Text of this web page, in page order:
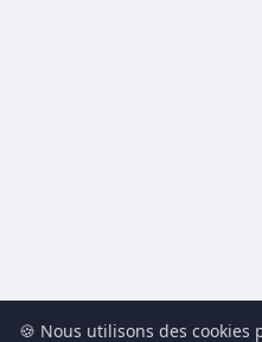
🍪 Nous utilisons des